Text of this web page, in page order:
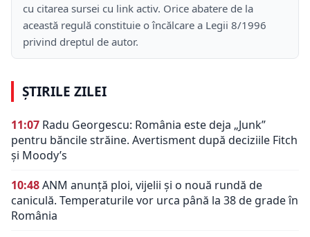
cu citarea sursei cu link activ. Orice abatere de la
această regulă constituie o încălcare a Legii 8/1996
privind dreptul de autor.
ȘTIRILE ZILEI
11:07 Radu Georgescu: România este deja „Junk”
pentru băncile străine. Avertisment după deciziile Fitch
și Moody’s
10:48ANM anunță ploi, vijelii și o nouă rundă de
caniculă. Temperaturile vor urca până la 38 de grade în
România